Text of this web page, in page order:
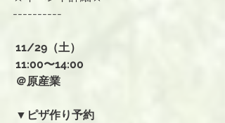
----------
11/29（土）
11:00〜14:00
＠原産業
▼ピザ作り予約